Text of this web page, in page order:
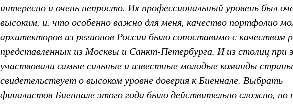
интересно и очень непросто. Их профессиональный уровень был
высоким, и, что особенно важно для меня, качество портфолио
архитекторов из регионов России было сопоставимо с качеством
представленных из Москвы и Санкт-Петербурга. И из столиц при
участвовали самые сильные и известные молодые команды
свидетельствует о высоком уровне доверия к Биеннале. Выбрать
финалистов Биеннале этого года было действительно сложно, но